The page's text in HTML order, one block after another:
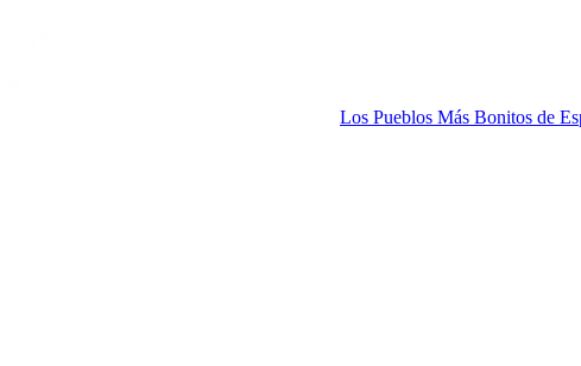
Los Pueblos Más Bonitos de